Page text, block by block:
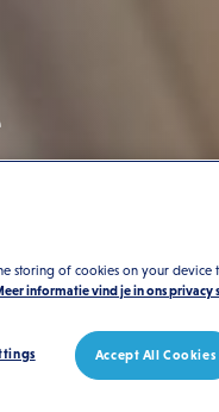
storing of cookies on your device
informatie vind je in ons privacy
Accept All Cookies